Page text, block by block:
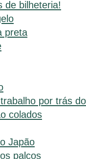
de bilheteria!
preta
por trás
colados
Japão
palcos